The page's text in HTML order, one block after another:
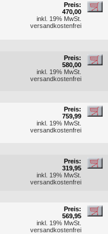
Preis:
470,00
inkl. 19% MwSt.
versandkostenfrei
Preis:
580,00
inkl. 19% MwSt.
versandkostenfrei
Preis:
759,99
inkl. 19% MwSt.
versandkostenfrei
Preis:
319,95
inkl. 19% MwSt.
versandkostenfrei
Preis:
569,95
inkl. 19% MwSt.
versandkostenfrei